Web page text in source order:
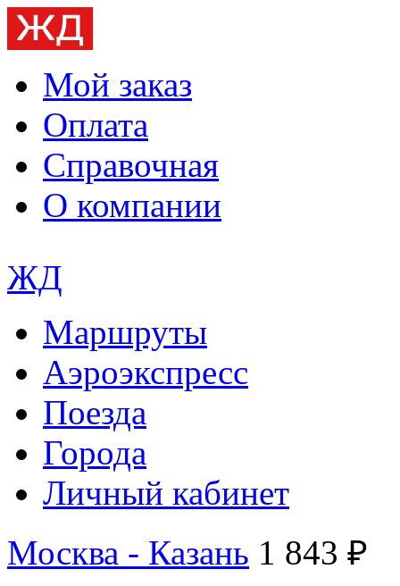
Мой заказ
Оплата
Справочная
О компании
ЖД
Маршруты
Аэроэкспресс
Поезда
Города
Личный кабинет
Москва - Казань 1 843 ₽